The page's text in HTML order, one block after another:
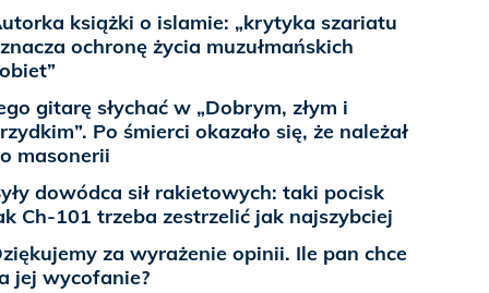
książki o islamie: „krytyka szariatu
ochronę życia muzułmańskich
gitarę słychać w „Dobrym, złym i
Po śmierci okazało się, że należał
masonerii
dowódca sił rakietowych: taki pocisk
Ch-101 trzeba zestrzelić jak najszybciej
za wyrażenie opinii. Ile pan chce
jej wycofanie?